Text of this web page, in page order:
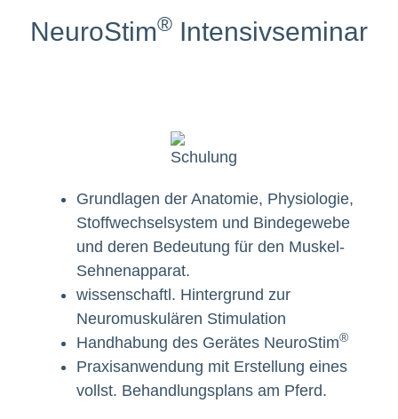
NeuroStim® Intensivseminar
Grundlagen der Anatomie, Physiologie,
Stoffwechselsystem und Bindegewebe
und deren Bedeutung für den Muskel-
Sehnenapparat.
wissenschaftl. Hintergrund zur
Neuromuskulären Stimulation
Handhabung des Gerätes NeuroStim®
Praxisanwendung mit Erstellung eines
vollst. Behandlungsplans am Pferd.